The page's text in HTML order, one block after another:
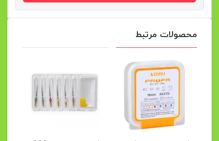
محصولات مرتبط